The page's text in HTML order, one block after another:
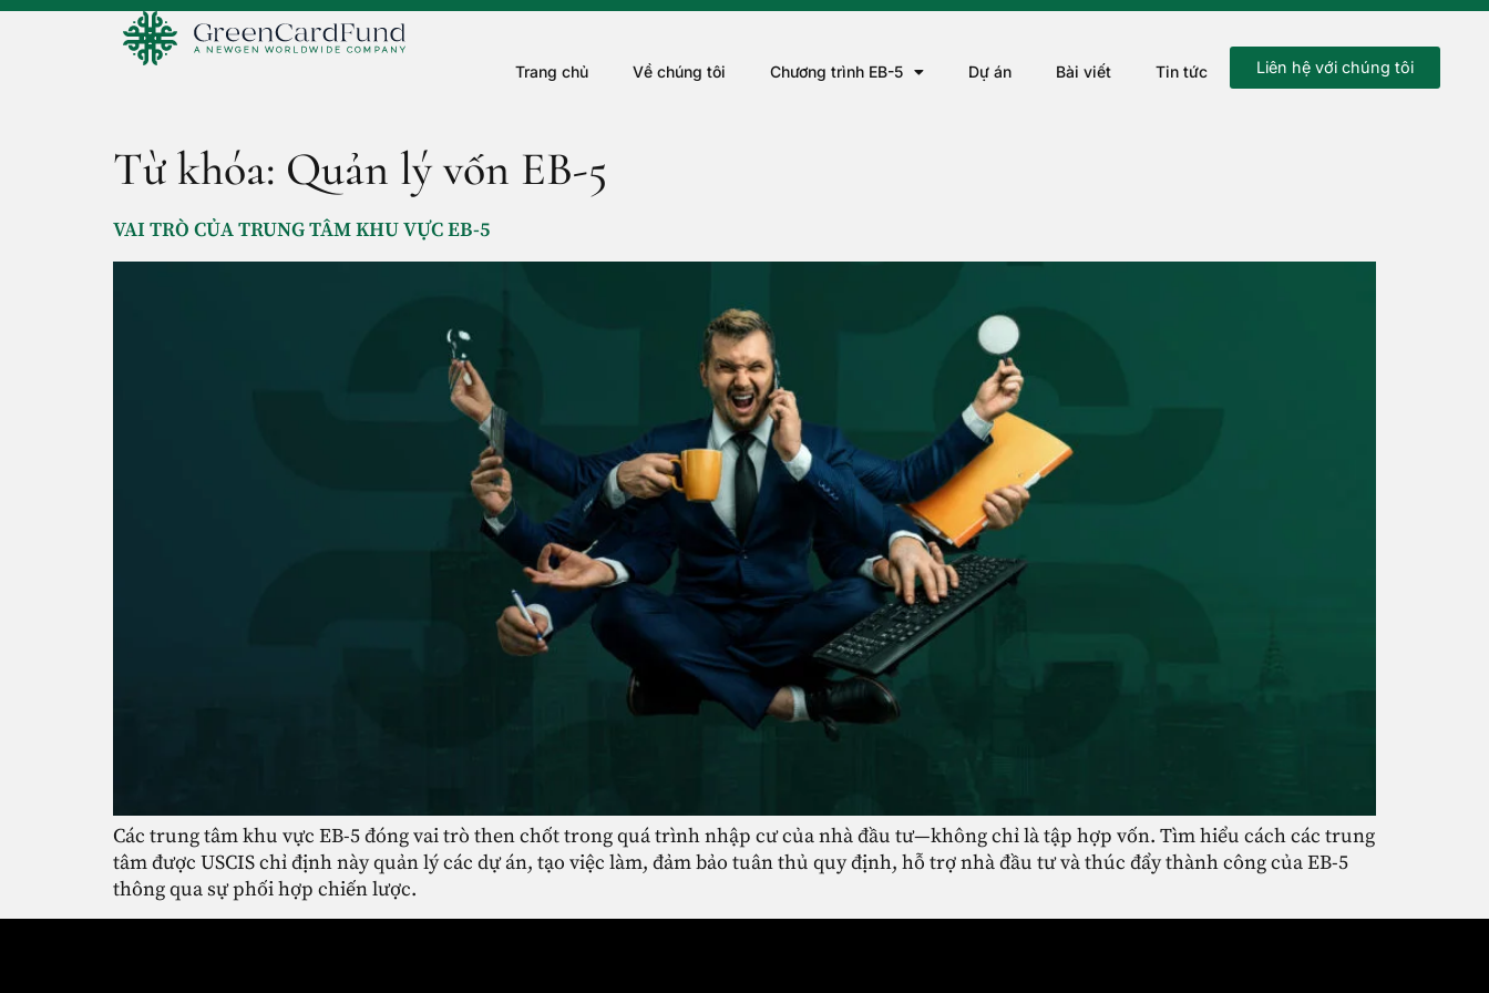
Trang chủ Về chúng tôi Chương trình EB-5 Dự án Bài viết Tin tức Liên hệ với chúng tôi
Từ khóa: Quản lý vốn EB-5
VAI TRÒ CỦA TRUNG TÂM KHU VỰC EB-5
Các trung tâm khu vực EB-5 đóng vai trò then chốt trong quá trình nhập cư của nhà đầu tư—không chỉ là tập hợp vốn. Tìm hiểu cách các trung
tâm được USCIS chỉ định này quản lý các dự án, tạo việc làm, đảm bảo tuân thủ quy định, hỗ trợ nhà đầu tư và thúc đẩy thành công của EB-5
thông qua sự phối hợp chiến lược.